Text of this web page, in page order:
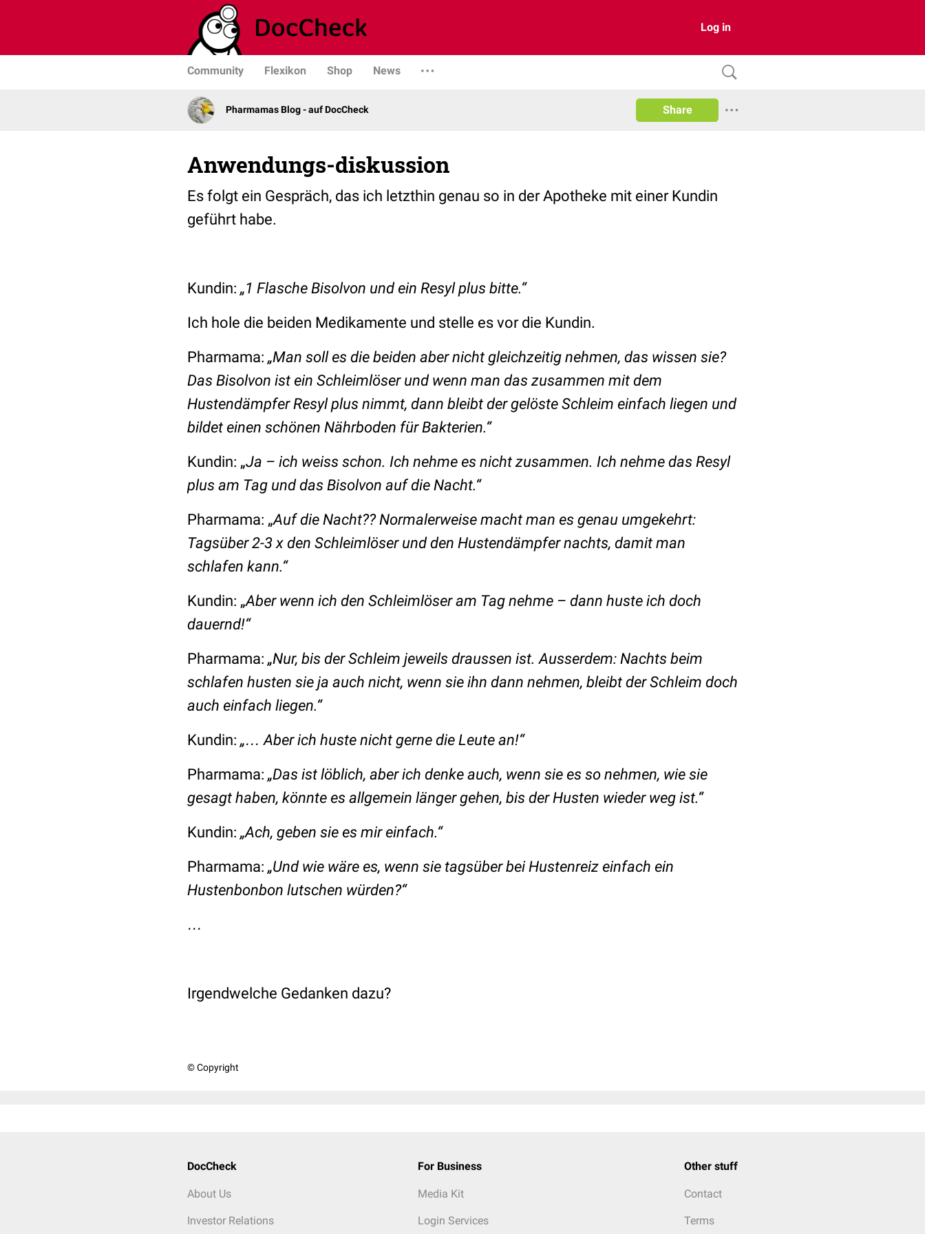
Log in
Community Flexikon Shop News
Pharmamas Blog - auf DocCheck Share
Anwendungs-diskussion
Es folgt ein Gespräch, das ich letzthin genau so in der Apotheke mit einer Kundin
geführt habe.
Kundin: „1 Flasche Bisolvon und ein Resyl plus bitte.“
Ich hole die beiden Medikamente und stelle es vor die Kundin.
Pharmama: „Man soll es die beiden aber nicht gleichzeitig nehmen, das wissen sie?
Das Bisolvon ist ein Schleimlöser und wenn man das zusammen mit dem
Hustendämpfer Resyl plus nimmt, dann bleibt der gelöste Schleim einfach liegen und
bildet einen schönen Nährboden für Bakterien.“
Kundin: „Ja – ich weiss schon. Ich nehme es nicht zusammen. Ich nehme das Resyl
plus am Tag und das Bisolvon auf die Nacht.“
Pharmama: „Auf die Nacht?? Normalerweise macht man es genau umgekehrt:
Tagsüber 2-3 x den Schleimlöser und den Hustendämpfer nachts, damit man
schlafen kann.“
Kundin: „Aber wenn ich den Schleimlöser am Tag nehme – dann huste ich doch
dauernd!“
Pharmama: „Nur, bis der Schleim jeweils draussen ist. Ausserdem: Nachts beim
schlafen husten sie ja auch nicht, wenn sie ihn dann nehmen, bleibt der Schleim doch
auch einfach liegen.“
Kundin: „… Aber ich huste nicht gerne die Leute an!“
Pharmama: „Das ist löblich, aber ich denke auch, wenn sie es so nehmen, wie sie
gesagt haben, könnte es allgemein länger gehen, bis der Husten wieder weg ist.“
Kundin: „Ach, geben sie es mir einfach.“
Pharmama: „Und wie wäre es, wenn sie tagsüber bei Hustenreiz einfach ein
Hustenbonbon lutschen würden?“
…
Irgendwelche Gedanken dazu?
© Copyright
DocCheck
About Us
Investor Relations
For Business
Media Kit
Login Services
Other stuff
Contact
Terms